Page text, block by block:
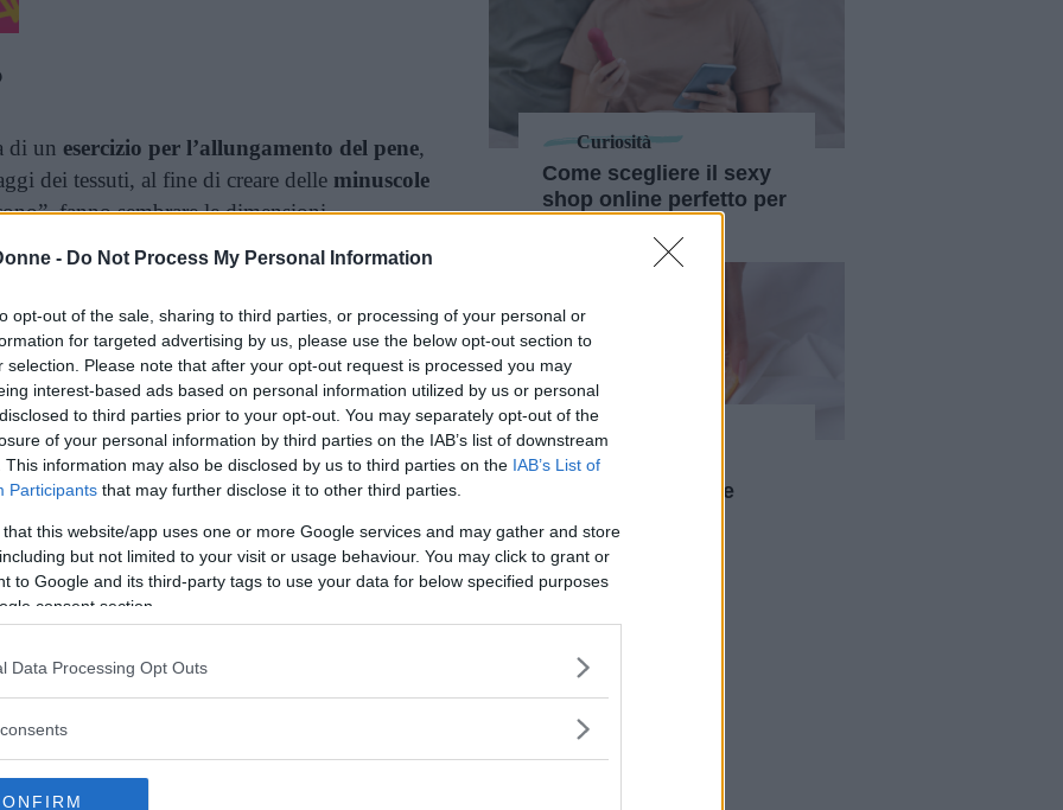
- Do Not Process My Personal Information
opt-out of the sale, sharing to third parties, or processing of your personal or
for targeted advertising by us, please use the below opt-out section to
selection. Please note that after your opt-out request is processed you may
interest-based ads based on personal information utilized by us or personal
to third parties prior to your opt-out. You may separately opt-out of the
of your personal information by third parties on the IAB’s list of downstream
This information may also be disclosed by us to third parties on the IAB’s List of
Participants that may further disclose it to other third parties.
that this website/app uses one or more Google services and may gather and store
but not limited to your visit or usage behaviour. You may click to grant or
to Google and its third-party tags to use your data for below specified purposes
consent section.
Data Processing Opt Outs
di un esercizio per l’allungamento del pene,
dei tessuti, al fine di creare delle minuscole
fanno sembrare le dimensioni
scientifici che ne attestino l’efficacia:
cui il jelqing agisca favorevolmente sulle
erezioni. Ma non solo potrebbe non
controindicazioni che vedremo tra poco.
Vi raccomandiamo...
Lingam, il massaggio del pene che
non ha niente a che fare con il Tantra
effettua
Curiosità
Come scegliere il sexy
shop online perfetto per
Curiosità
Autoerotismo e
incidenti: i dati e le
"incidenti" erotici